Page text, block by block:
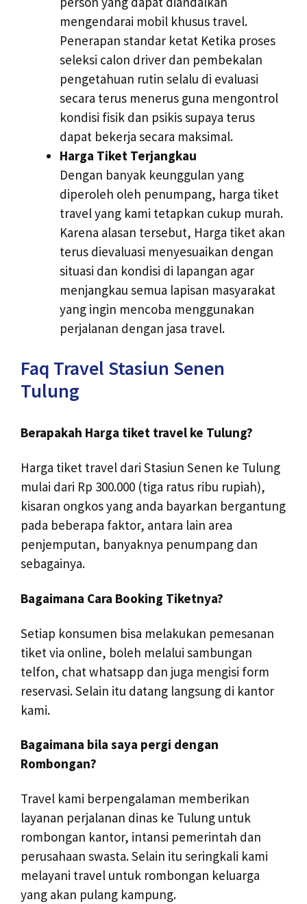
mengendarai mobil khusus travel.
Penerapan standar ketat Ketika proses
seleksi calon driver dan pembekalan
pengetahuan rutin selalu di evaluasi
secara terus menerus guna mengontrol
kondisi fisik dan psikis supaya terus
dapat bekerja secara maksimal.
Harga Tiket Terjangkau
Dengan banyak keunggulan yang
diperoleh oleh penumpang, harga tiket
travel yang kami tetapkan cukup murah.
Karena alasan tersebut, Harga tiket akan
terus dievaluasi menyesuaikan dengan
situasi dan kondisi di lapangan agar
menjangkau semua lapisan masyarakat
yang ingin mencoba menggunakan
perjalanan dengan jasa travel.
Faq Travel Stasiun Senen
Tulung
Berapakah Harga tiket travel ke Tulung?
Harga tiket travel dari Stasiun Senen ke Tulung
mulai dari Rp 300.000 (tiga ratus ribu rupiah),
kisaran ongkos yang anda bayarkan bergantung
pada beberapa faktor, antara lain area
penjemputan, banyaknya penumpang dan
sebagainya.
Bagaimana Cara Booking Tiketnya?
Setiap konsumen bisa melakukan pemesanan
tiket via online, boleh melalui sambungan
telfon, chat whatsapp dan juga mengisi form
reservasi. Selain itu datang langsung di kantor
kami.
Bagaimana bila saya pergi dengan
Rombongan?
Travel kami berpengalaman memberikan
layanan perjalanan dinas ke Tulung untuk
rombongan kantor, intansi pemerintah dan
perusahaan swasta. Selain itu seringkali kami
melayani travel untuk rombongan keluarga
yang akan pulang kampung.